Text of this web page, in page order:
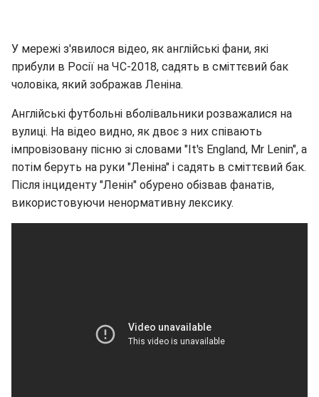
У мережі з'явилося відео, як англійські фани, які
прибули в Росії на ЧС-2018, садять в сміттєвий бак
чоловіка, який зображав Леніна.
Англійські футбольні вболівальники розважалися на
вулиці. На відео видно, як двоє з них співають
імпровізовану пісню зі словами "It's England, Mr Lenin", а
потім беруть на руки "Леніна" і садять в сміттєвий бак.
Після інциденту "Ленін" обурено обізвав фанатів,
використовуючи ненормативну лексику.